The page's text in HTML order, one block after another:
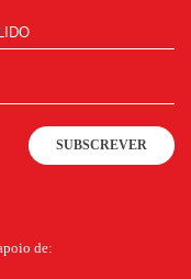
SUBSCREVER
de: